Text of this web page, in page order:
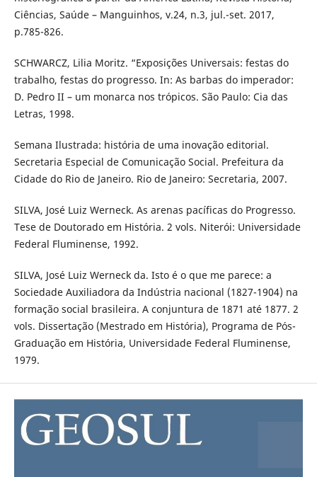
Ciências, Saúde – Manguinhos, v.24, n.3, jul.-set. 2017,
p.785-826.
SCHWARCZ, Lilia Moritz. “Exposições Universais: festas do
trabalho, festas do progresso. In: As barbas do imperador:
D. Pedro II – um monarca nos trópicos. São Paulo: Cia das
Letras, 1998.
Semana Ilustrada: história de uma inovação editorial.
Secretaria Especial de Comunicação Social. Prefeitura da
Cidade do Rio de Janeiro. Rio de Janeiro: Secretaria, 2007.
SILVA, José Luiz Werneck. As arenas pacíficas do Progresso.
Tese de Doutorado em História. 2 vols. Niterói: Universidade
Federal Fluminense, 1992.
SILVA, José Luiz Werneck da. Isto é o que me parece: a
Sociedade Auxiliadora da Indústria nacional (1827-1904) na
formação social brasileira. A conjuntura de 1871 até 1877. 2
vols. Dissertação (Mestrado em História), Programa de Pós-
Graduação em História, Universidade Federal Fluminense,
1979.